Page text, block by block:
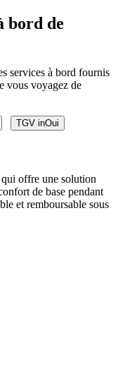
bord de
services à bord fournis
vous voyagez de
TGV inOui
offre une solution
de base pendant
et remboursable sous